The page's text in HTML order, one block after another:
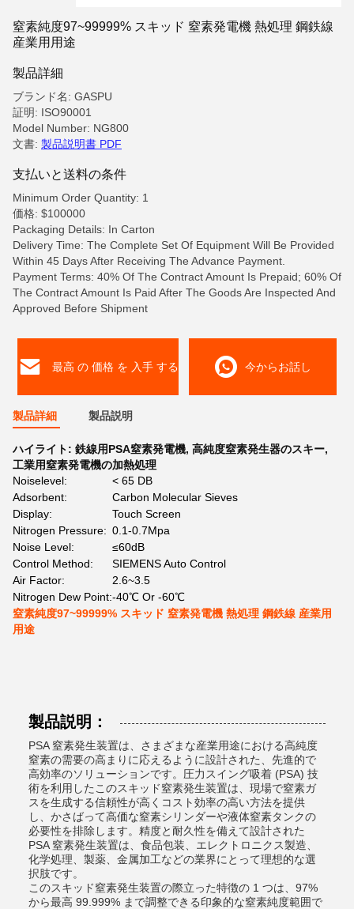
窒素純度97~99999% スキッド 窒素発電機 熱処理 鋼鉄線
産業用用途
製品詳細
ブランド名: GASPU
証明: ISO90001
Model Number: NG800
文書: 製品説明書 PDF
支払いと送料の条件
Minimum Order Quantity: 1
価格: $100000
Packaging Details: In Carton
Delivery Time: The Complete Set Of Equipment Will Be Provided
Within 45 Days After Receiving The Advance Payment.
Payment Terms: 40% Of The Contract Amount Is Prepaid; 60% Of
The Contract Amount Is Paid After The Goods Are Inspected And
Approved Before Shipment
最高 の 価格 を 入手 する 今からお話し
製品詳細 製品説明
ハイライト: 鉄線用PSA窒素発電機, 高純度窒素発生器のスキー,
工業用窒素発電機の加熱処理
Noiselevel:
< 65 DB
Adsorbent:
Carbon Molecular Sieves
Display:
Touch Screen
Nitrogen Pressure: 0.1-0.7Mpa
Noise Level:
≤60dB
Control Method:
SIEMENS Auto Control
Air Factor:
2.6~3.5
Nitrogen Dew Point:-40℃ Or -60℃
窒素純度97~99999% スキッド 窒素発電機 熱処理 鋼鉄線 産業用
用途
製品説明：
PSA 窒素発生装置は、さまざまな産業用途における高純度
窒素の需要の高まりに応えるように設計された、先進的で
高効率のソリューションです。圧力スイング吸着 (PSA) 技
術を利用したこのスキッド窒素発生装置は、現場で窒素ガ
スを生成する信頼性が高くコスト効率の高い方法を提供
し、かさばって高価な窒素シリンダーや液体窒素タンクの
必要性を排除します。精度と耐久性を備えて設計された
PSA 窒素発生装置は、食品包装、エレクトロニクス製造、
化学処理、製薬、金属加工などの業界にとって理想的な選
択肢です。
このスキッド窒素発生装置の際立った特徴の 1 つは、97%
から最高 99.999% まで調整できる印象的な窒素純度範囲で